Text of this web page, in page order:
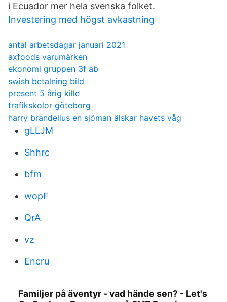
i Ecuador mer hela svenska folket.
Investering med högst avkastning
antal arbetsdagar januari 2021
axfoods varumärken
ekonomi gruppen 3f ab
swish betalning bild
present 5 årig kille
trafikskolor göteborg
harry brandelius en sjöman älskar havets våg
gLLJM
Shhrc
bfm
wopF
QrA
vz
Encru
Familjer på äventyr - vad hände sen? - Let's